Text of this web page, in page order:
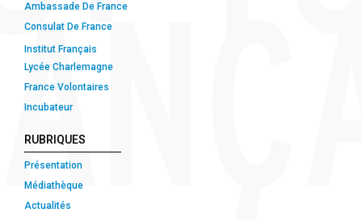
Ambassade De France
Consulat De France
Institut Français
Lycée Charlemagne
France Volontaires
Incubateur
RUBRIQUES
Présentation
Médiathèque
Actualités